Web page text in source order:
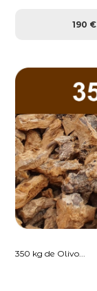
190 €
350 kg de Olivo...